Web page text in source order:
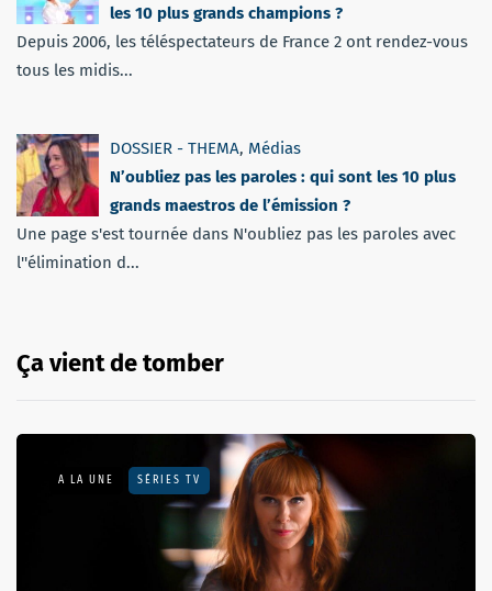
les 10 plus grands champions ?
Depuis 2006, les téléspectateurs de France 2 ont rendez-vous
tous les midis...
DOSSIER - THEMA, Médias
N’oubliez pas les paroles : qui sont les 10 plus
grands maestros de l’émission ?
Une page s'est tournée dans N'oubliez pas les paroles avec
l''élimination d...
Ça vient de tomber
A LA UNE SÉRIES TV